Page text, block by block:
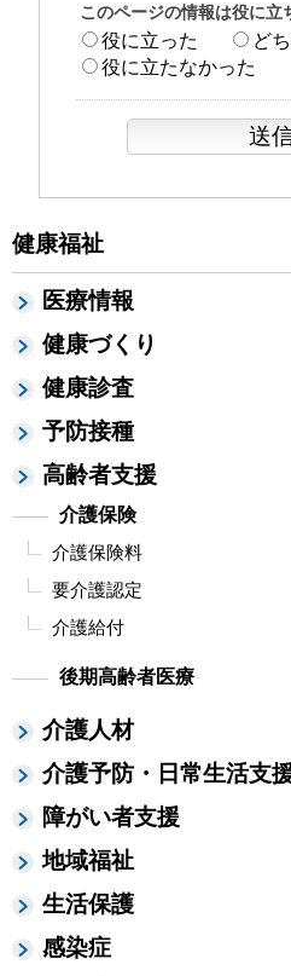
健康福祉
医療情報
健康づくり
健康診査
予防接種
高齢者支援
介護保険
介護保険料
要介護認定
介護給付
後期高齢者医療
介護人材
介護予防・日常生活支
障がい者支援
地域福祉
生活保護
感染症
このページの情報は役に立
役に立った
ど
役に立たなかった